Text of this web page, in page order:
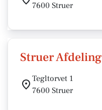
7600 Struer
Struer Afdeling
Tegltorvet 1
7600 Struer